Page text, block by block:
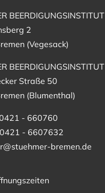
BEERDIGUNGSINSTITUT
2
(Vegesack)
BEERDIGUNGSINSTITUT
Straße 50
(Blumenthal)
- 660760
- 6607632
bremen.de